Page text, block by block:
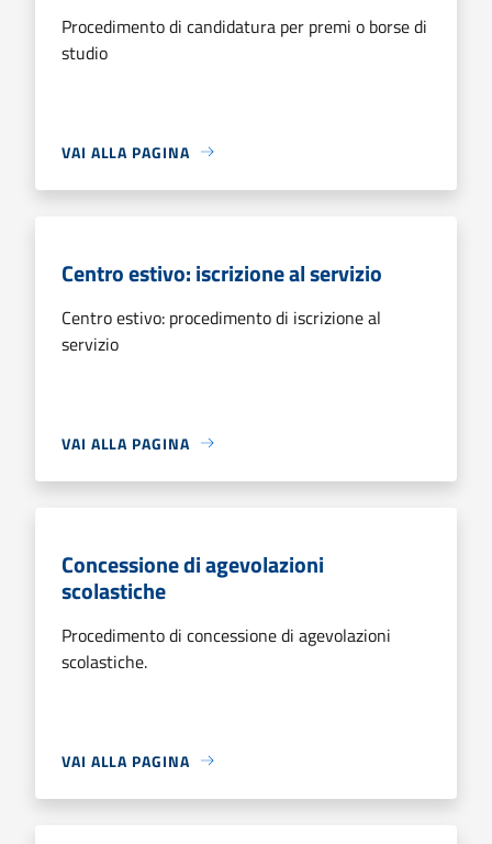
Procedimento di candidatura per premi o borse di
studio
VAI ALLA PAGINA
Centro estivo: iscrizione al servizio
Centro estivo: procedimento di iscrizione al
servizio
VAI ALLA PAGINA
Concessione di agevolazioni
scolastiche
Procedimento di concessione di agevolazioni
scolastiche.
VAI ALLA PAGINA